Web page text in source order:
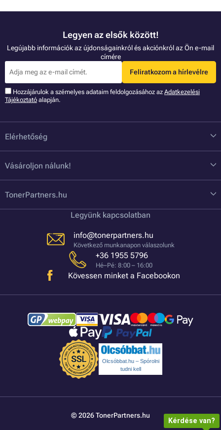
Legyen az elsők között!
Legújabb információk az újdonságainkról és akciónkról az Ön e-mail
címére
Feliratkozom a hírlevélre
Hozzájárulok a szémelyes adataim feldolgozásához az Adatkezelési
Tájékoztató alapján.
Elérhetőség
Vásároljon nálunk!
TonerPartners.hu
Legyünk kapcsolatban
info@tonerpartners.hu
Következő munkanapon válaszolunk
+36 1955 5796
Hé–Pé: 8:00 – 16:00
Kövessen minket a Facebookon
Olcsóbbat.hu – Spórolni
tudni kell
© 2026 TonerPartners.hu
Kérdése van?